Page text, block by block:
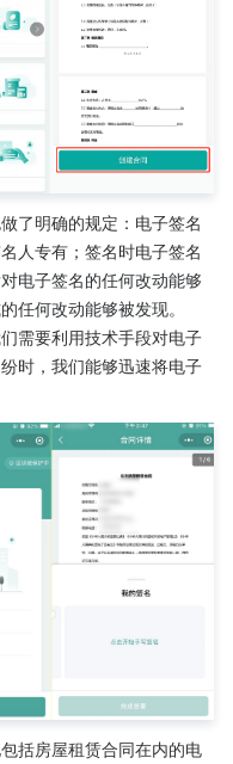
了明确的规定：电子签名
人专有；签名时电子签名
电子签名的任何改动能够
任何改动能够被发现。
需要利用技术手段对电子
时，我们能够迅速将电子
括房屋租赁合同在内的电